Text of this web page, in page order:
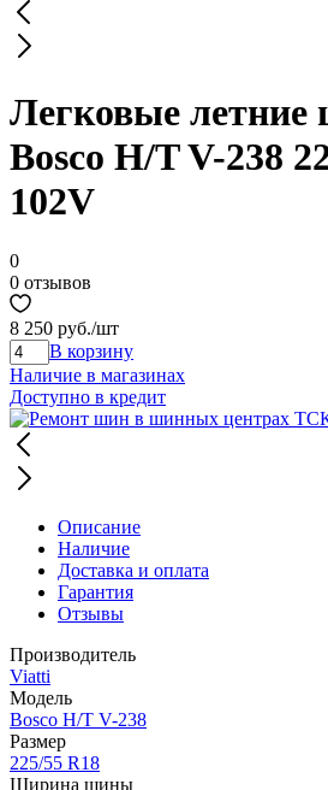
Легковые
Bosco H/T V-238
102V
0
0 отзывов
8 250 руб./шт
В корзину
Наличие в магазинах
Доступно в кредит
Описание
Наличие
Доставка и оплата
Гарантия
Отзывы
Производитель
Viatti
Модель
Bosco H/T V-238
Размер
225/55 R18
Ширина шины